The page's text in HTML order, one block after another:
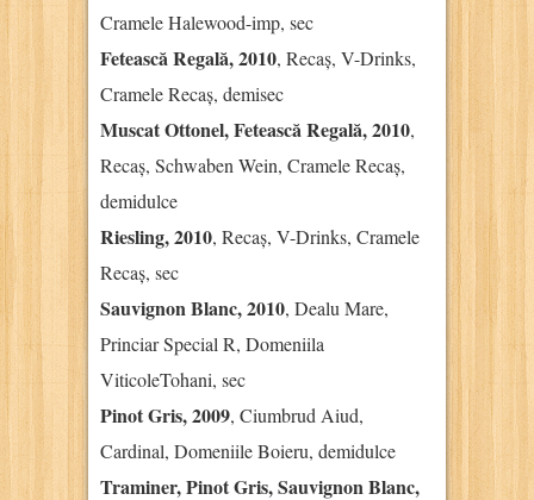
Cramele Halewood-imp, sec
Fetească Regală, 2010, Recaș, V-Drinks,
Cramele Recaș, demisec
Muscat Ottonel, Fetească Regală, 2010,
Recaș, Schwaben Wein, Cramele Recaș,
demidulce
Riesling, 2010, Recaș, V-Drinks, Cramele
Recaș, sec
Sauvignon Blanc, 2010, Dealu Mare,
Princiar Special R, Domeniila
ViticoleTohani, sec
Pinot Gris, 2009, Ciumbrud Aiud,
Cardinal, Domeniile Boieru, demidulce
Traminer, Pinot Gris, Sauvignon Blanc,